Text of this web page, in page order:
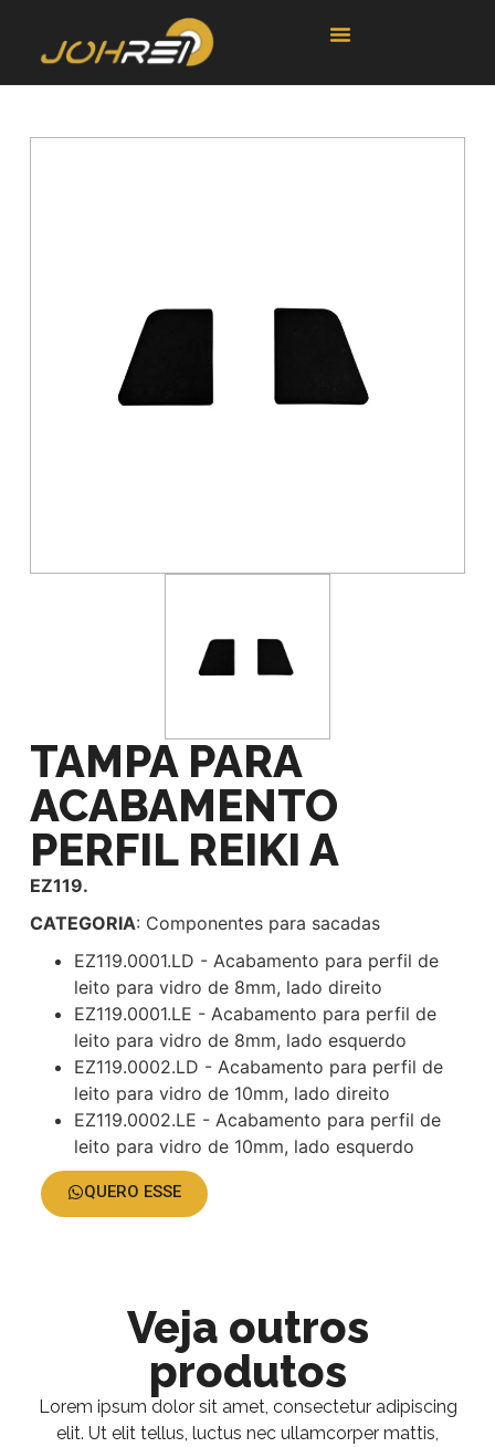
TAMPA PARA
ACABAMENTO
PERFIL REIKI A
EZ119.
CATEGORIA: Componentes para sacadas
EZ119.0001.LD - Acabamento para perfil de
leito para vidro de 8mm, lado direito
EZ119.0001.LE - Acabamento para perfil de
leito para vidro de 8mm, lado esquerdo
EZ119.0002.LD - Acabamento para perfil de
leito para vidro de 10mm, lado direito
EZ119.0002.LE - Acabamento para perfil de
leito para vidro de 10mm, lado esquerdo
QUERO ESSE
Veja outros
produtos
Lorem ipsum dolor sit amet, consectetur adipiscing
elit. Ut elit tellus, luctus nec ullamcorper mattis,